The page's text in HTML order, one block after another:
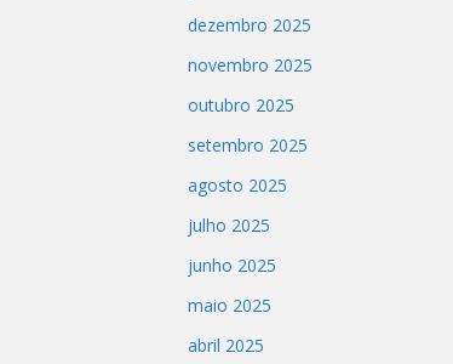
dezembro 2025
novembro 2025
outubro 2025
setembro 2025
agosto 2025
julho 2025
junho 2025
maio 2025
abril 2025